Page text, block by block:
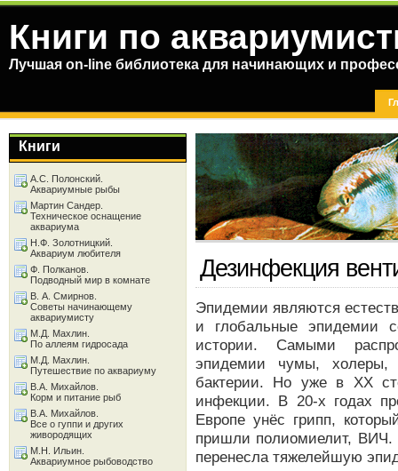
Книги по
Лучшая on-line библиотека для начинающих и
Дезинфекция
Эпидемии являются
и глобальные эпидемии
истории. Самыми
эпидемии чумы, холеры,
бактерии. Но уже в XX
инфекции. В 20-х годах
Европе унёс грипп,
пришли полиомиелит, ВИЧ.
перенесла тяжелейшую
Книги
А.С. Полонский.
Аквариумные рыбы
Мартин Сандер.
Техническое оснащение
аквариума
Н.Ф. Золотницкий.
Аквариум любителя
Ф. Полканов.
Подводный мир в комнате
В. А. Смирнов.
Советы начинающему
аквариумисту
М.Д. Махлин.
По аллеям гидросада
М.Д. Махлин.
Путешествие по аквариуму
В.А. Михайлов.
Корм и питание рыб
В.А. Михайлов.
Все о гуппи и других
живородящих
М.Н. Ильин.
Аквариумное рыбоводство